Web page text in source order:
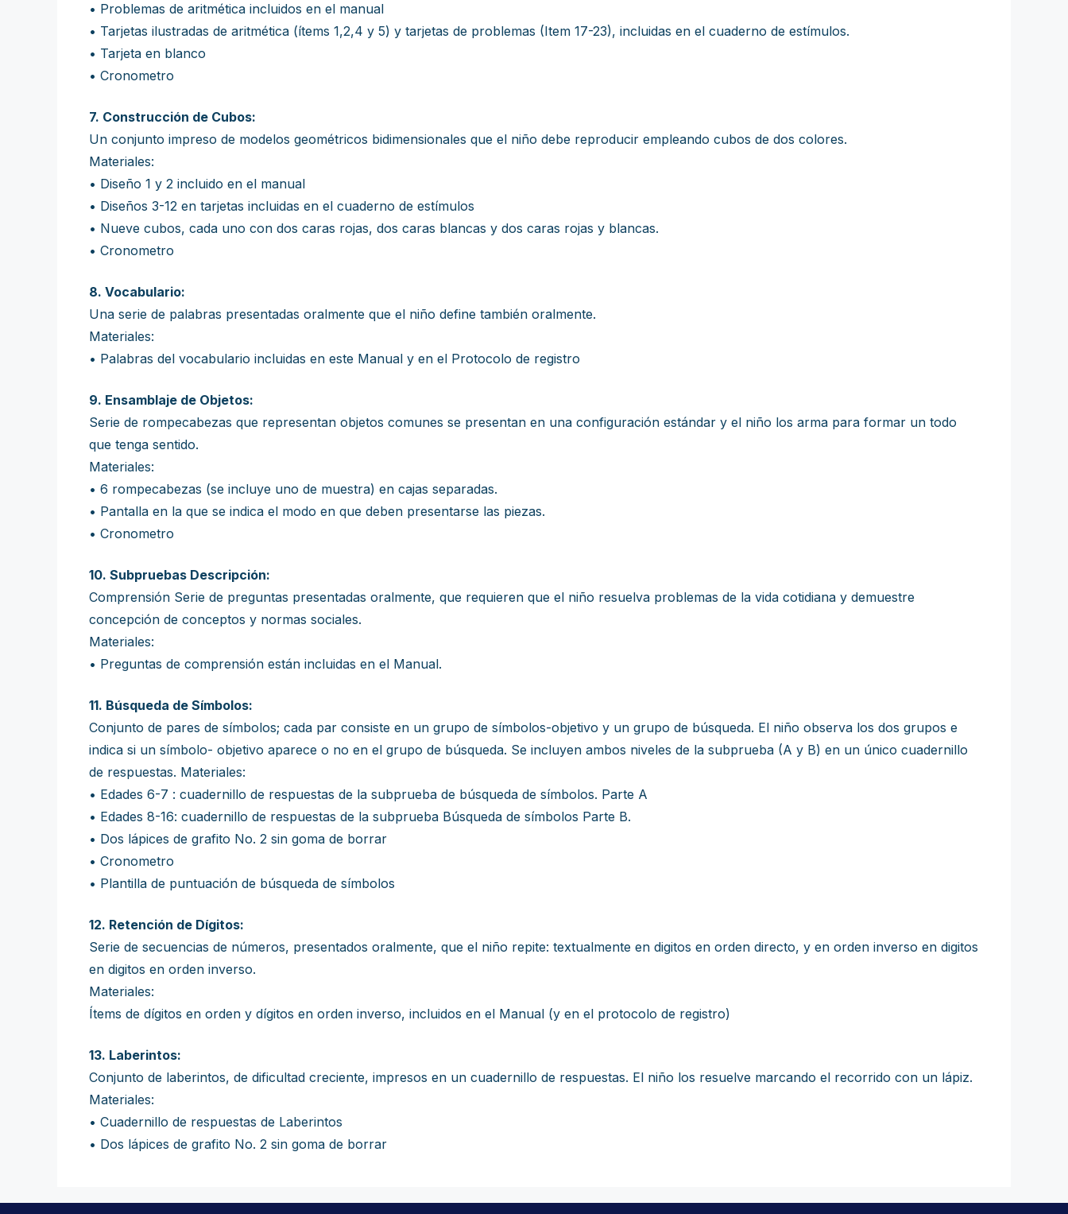
• Problemas de aritmética incluidos en el manual
• Tarjetas ilustradas de aritmética (ítems 1,2,4 y 5) y tarjetas de problemas (Item 17-23), incluidas en el cuaderno de estímulos.
• Tarjeta en blanco
• Cronometro
7. Construcción de Cubos:
Un conjunto impreso de modelos geométricos bidimensionales que el niño debe reproducir empleando cubos de dos colores.
Materiales:
• Diseño 1 y 2 incluido en el manual
• Diseños 3-12 en tarjetas incluidas en el cuaderno de estímulos
• Nueve cubos, cada uno con dos caras rojas, dos caras blancas y dos caras rojas y blancas.
• Cronometro
8. Vocabulario:
Una serie de palabras presentadas oralmente que el niño define también oralmente.
Materiales:
• Palabras del vocabulario incluidas en este Manual y en el Protocolo de registro
9. Ensamblaje de Objetos:
Serie de rompecabezas que representan objetos comunes se presentan en una configuración estándar y el niño los arma para formar un todo
que tenga sentido.
Materiales:
• 6 rompecabezas (se incluye uno de muestra) en cajas separadas.
• Pantalla en la que se indica el modo en que deben presentarse las piezas.
• Cronometro
10. Subpruebas Descripción:
Comprensión Serie de preguntas presentadas oralmente, que requieren que el niño resuelva problemas de la vida cotidiana y demuestre
concepción de conceptos y normas sociales.
Materiales:
• Preguntas de comprensión están incluidas en el Manual.
11. Búsqueda de Símbolos:
Conjunto de pares de símbolos; cada par consiste en un grupo de símbolos-objetivo y un grupo de búsqueda. El niño observa los dos grupos e
indica si un símbolo- objetivo aparece o no en el grupo de búsqueda. Se incluyen ambos niveles de la subprueba (A y B) en un único cuadernillo
de respuestas. Materiales:
• Edades 6-7 : cuadernillo de respuestas de la subprueba de búsqueda de símbolos. Parte A
• Edades 8-16: cuadernillo de respuestas de la subprueba Búsqueda de símbolos Parte B.
• Dos lápices de grafito No. 2 sin goma de borrar
• Cronometro
• Plantilla de puntuación de búsqueda de símbolos
12. Retención de Dígitos:
Serie de secuencias de números, presentados oralmente, que el niño repite: textualmente en digitos en orden directo, y en orden inverso en digitos
en digitos en orden inverso.
Materiales:
Ítems de dígitos en orden y dígitos en orden inverso, incluidos en el Manual (y en el protocolo de registro)
13. Laberintos:
Conjunto de laberintos, de dificultad creciente, impresos en un cuadernillo de respuestas. El niño los resuelve marcando el recorrido con un lápiz.
Materiales:
• Cuadernillo de respuestas de Laberintos
• Dos lápices de grafito No. 2 sin goma de borrar